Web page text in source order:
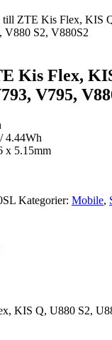
till ZTE Kis Flex, KIS
V880 S2, V880S2
Kis Flex,
V795,
4.44Wh
x 5.15mm
Kategorier: Mobile,
KIS Q, U880 S2,